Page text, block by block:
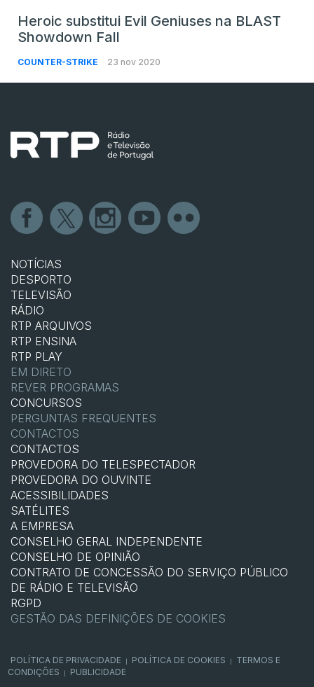
Heroic substitui Evil Geniuses na BLAST
Showdown Fall
COUNTER-STRIKE 23 nov 2020
NOTÍCIAS
DESPORTO
TELEVISÃO
RÁDIO
RTP ARQUIVOS
RTP ENSINA
RTP PLAY
EM DIRETO
REVER PROGRAMAS
CONCURSOS
PERGUNTAS FREQUENTES
CONTACTOS
CONTACTOS
PROVEDORA DO TELESPECTADOR
PROVEDORA DO OUVINTE
ACESSIBILIDADES
SATÉLITES
A EMPRESA
CONSELHO GERAL INDEPENDENTE
CONSELHO DE OPINIÃO
CONTRATO DE CONCESSÃO DO SERVIÇO PÚBLICO
DE RÁDIO E TELEVISÃO
RGPD
GESTÃO DAS DEFINIÇÕES DE COOKIES
POLÍTICA DE PRIVACIDADE POLÍTICA DE COOKIES
TERMOS E
CONDIÇÕES
PUBLICIDADE